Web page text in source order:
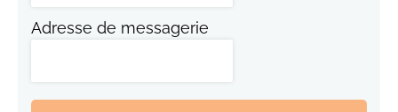
Adresse de messagerie